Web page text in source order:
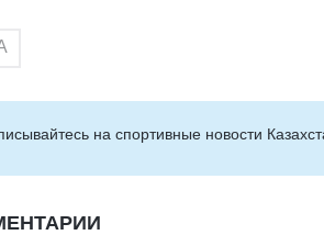
на cпортивные новости